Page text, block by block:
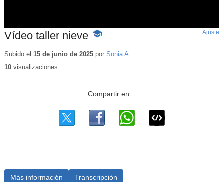
Vídeo taller nieve -
educativo
Ajuste
Subido el 15 de junio de 2025por Sonia A.
10visualizaciones
Más información Transcripción